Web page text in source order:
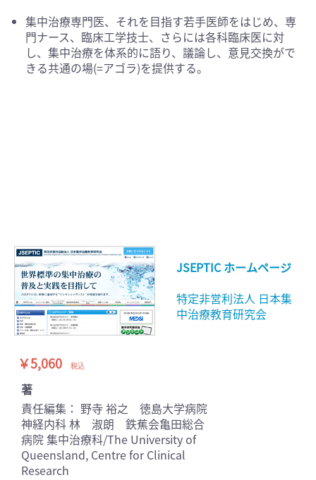
集中治療専門医、それを目指す若手医師をはじめ、専
門ナース、臨床工学技士、さらには各科臨床医に対
し、集中治療を体系的に語り、議論し、意見交換がで
きる共通の場(=アゴラ)を提供する。
JSEPTIC ホームページ
特定非営利法人 日本集
中治療教育研究会
￥5,060 税込
著
責任編集： 野寺 裕之 徳島大学病院
神経内科 林 淑朗 鉄蕉会亀田総合
病院 集中治療科/The University of
Queensland, Centre for Clinical
Research